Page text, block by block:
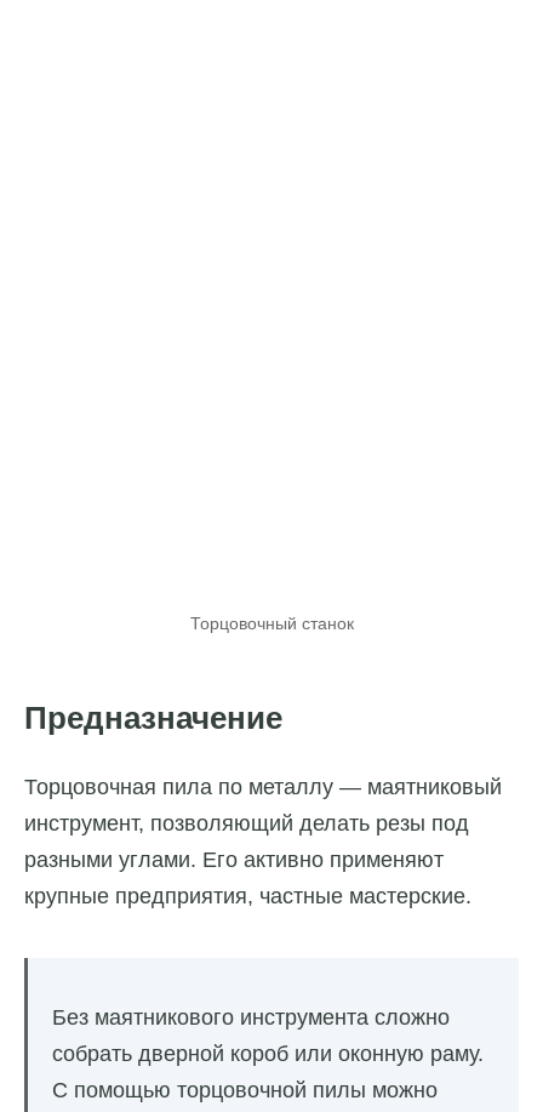
Торцовочный станок
Предназначение
Торцовочная пила по металлу — маятниковый
инструмент, позволяющий делать резы под
разными углами. Его активно применяют
крупные предприятия, частные мастерские.
Без маятникового инструмента сложно
собрать дверной короб или оконную раму.
С помощью торцовочной пилы можно